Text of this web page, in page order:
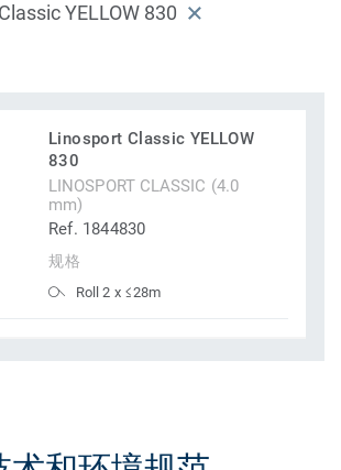
YELLOW 830
Linosport Classic YELLOW
830
LINOSPORT CLASSIC (4.0
mm)
Ref. 1844830
规格
Roll 2 x ≤28m